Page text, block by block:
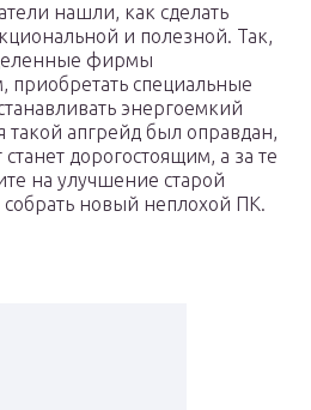
нашли, как сделать
и полезной. Так,
фирмы
приобретать специальные
энергоемкий
такой апгрейд был оправдан,
станет дорогостоящим, а за те
на улучшение старой
новый неплохой ПК.